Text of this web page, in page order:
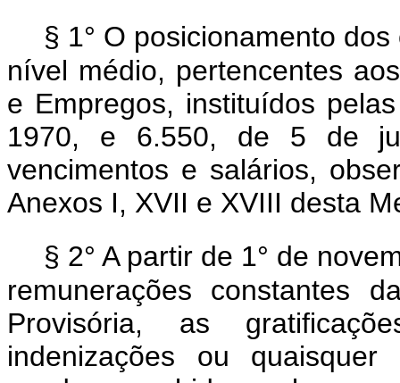
§ 1° O posicionamento
nível médio, pertencentes
e Empregos, instituídos
1970, e 6.550, de 5 de
vencimentos e salários,
Anexos I, XVII e XVIII desta
§ 2° A partir de 1° de
remunerações constantes
Provisória, as
indenizações ou